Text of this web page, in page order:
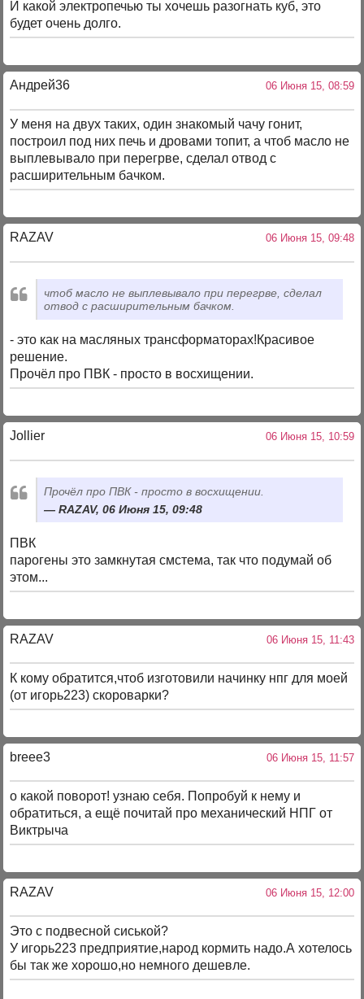
И какой электропечью ты хочешь разогнать куб, это
будет очень долго.
Андрей36 06 Июня 15, 08:59
У меня на двух таких, один знакомый чачу гонит,
построил под них печь и дровами топит, а чтоб масло не
выплевывало при перегрве, сделал отвод с
расширительным бачком.
RAZAV 06 Июня 15, 09:48
чтоб масло не выплевывало при перегрве, сделал
отвод с расширительным бачком.
- это как на масляных трансформаторах!Красивое
решение.
Прочёл про ПВК - просто в восхищении.
Jollier 06 Июня 15, 10:59
Прочёл про ПВК - просто в восхищении.
RAZAV, 06 Июня 15, 09:48
ПВК
парогены это замкнутая смстема, так что подумай об
этом...
RAZAV 06 Июня 15, 11:43
К кому обратится,чтоб изготовили начинку нпг для моей
(от игорь223) скороварки?
breee3 06 Июня 15, 11:57
о какой поворот! узнаю себя. Попробуй к нему и
обратиться, а ещё почитай про механический НПГ от
Виктрыча
RAZAV 06 Июня 15, 12:00
Это с подвесной сиськой?
У игорь223 предприятие,народ кормить надо.А хотелось
бы так же хорошо,но немного дешевле.